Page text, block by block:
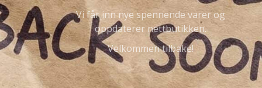
Vi får inn nye spennende varer og
oppdaterer nettbutikken.
Velkommen tilbake!